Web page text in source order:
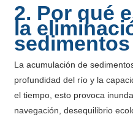
2. Por qué
la
La acumulación de
profundidad del río y la
el tiempo, esto provoca
navegación, desequilibrio